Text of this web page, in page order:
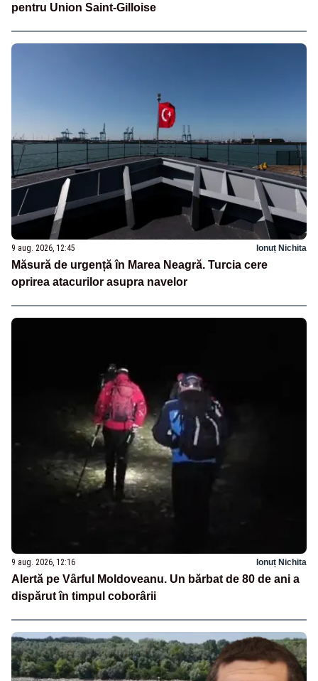
pentru Union Saint-Gilloise
9 aug. 2026, 12:45 Ionuț Nichita
Măsură de urgență în Marea Neagră. Turcia cere
oprirea atacurilor asupra navelor
9 aug. 2026, 12:16 Ionuț Nichita
Alertă pe Vârful Moldoveanu. Un bărbat de 80 de ani a
dispărut în timpul coborârii